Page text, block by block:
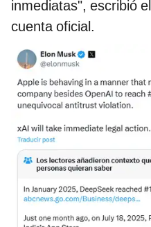
inmediatas", escribió
cuenta oficial.